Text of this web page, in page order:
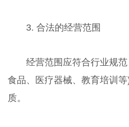
3. 合法的经营范围
经营范围应符合行业规
食品、医疗器械、教育培训
质。